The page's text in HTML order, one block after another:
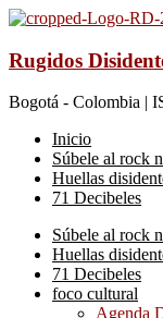
Rugidos
Bogotá - Colombia |
Inicio
Súbele al rock
Huellas
71 Decibeles
Súbele al rock
Huellas
71 Decibeles
foco cultural
Agenda